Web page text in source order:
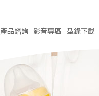
產品諮詢 影音專區 型錄下載